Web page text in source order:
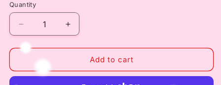
Quantity
Decrease
quantity
for
HASK
Placenta
Increase
quantity
for
HASK
Placenta
Add to cart